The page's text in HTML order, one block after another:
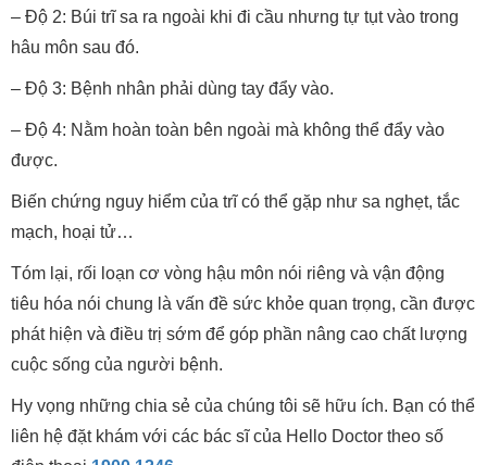
– Độ 2: Búi trĩ sa ra ngoài khi đi cầu nhưng tự tụt vào trong
hâu môn sau đó.
– Độ 3: Bệnh nhân phải dùng tay đẩy vào.
– Độ 4: Nằm hoàn toàn bên ngoài mà không thể đẩy vào
được.
Biến chứng nguy hiểm của trĩ có thể gặp như sa nghẹt, tắc
mạch, hoại tử…
Tóm lại, rối loạn cơ vòng hậu môn nói riêng và vận động
tiêu hóa nói chung là vấn đề sức khỏe quan trọng, cần được
phát hiện và điều trị sớm để góp phần nâng cao chất lượng
cuộc sống của người bệnh.
Hy vọng những chia sẻ của chúng tôi sẽ hữu ích. Bạn có thể
liên hệ đặt khám với các bác sĩ của Hello Doctor theo số